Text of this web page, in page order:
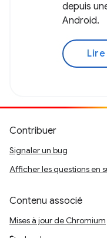
depuis
Android.
Contribuer
Signaler un bug
Afficher les questions en
Contenu associé
Mises à jour de Chromium